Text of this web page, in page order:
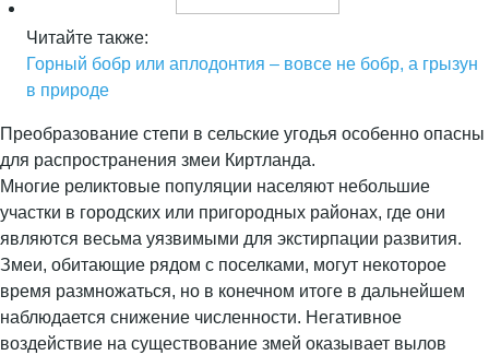
Читайте также:
Горный бобр или аплодонтия – вовсе не бобр, а грызун
в природе
Преобразование степи в сельские угодья особенно опасны
для распространения змеи Киртланда.
Многие реликтовые популяции населяют небольшие
участки в городских или пригородных районах, где они
являются весьма уязвимыми для экстирпации развития.
Змеи, обитающие рядом с поселками, могут некоторое
время размножаться, но в конечном итоге в дальнейшем
наблюдается снижение численности. Негативное
воздействие на существование змей оказывает вылов